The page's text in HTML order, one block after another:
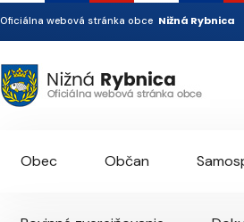
Oficiálna webová stránka obce Nižná Rybnica
Obec Občan